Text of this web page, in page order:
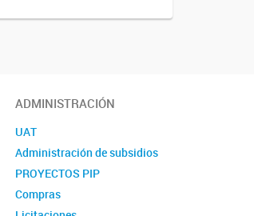
ADMINISTRACIÓN
UAT
Administración de subsidios
PROYECTOS PIP
Compras